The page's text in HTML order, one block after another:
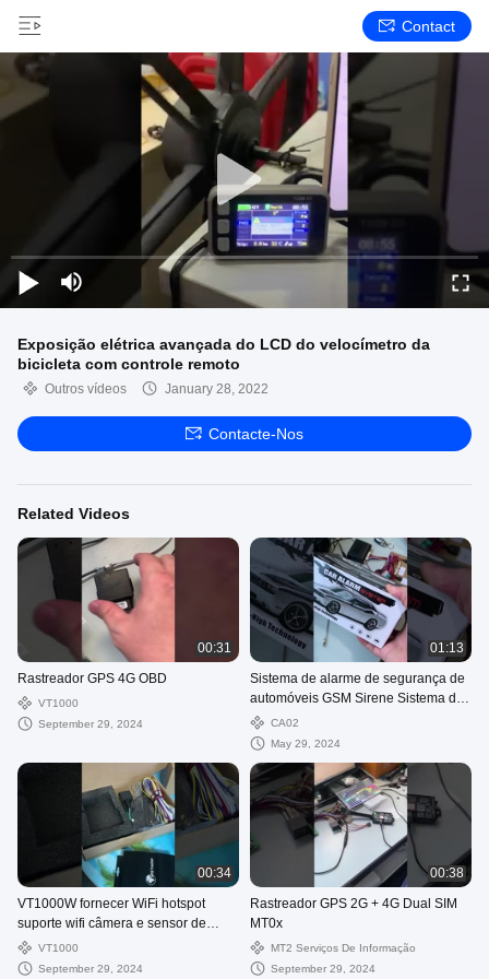
Contact
Exposição elétrica avançada do LCD do velocímetro da
bicicleta com controle remoto
Outros vídeos January 28, 2022
Contacte-Nos
Related Videos
00:31
Rastreador GPS 4G OBD
VT1000
September 29, 2024
01:13
Sistema de alarme de segurança de
automóveis GSM Sirene Sistema de
rastreamento GPS de veículos com
sensor de choque
CA02
May 29, 2024
00:34
VT1000W fornecer WiFi hotspot
suporte wifi câmera e sensor de
combustível
VT1000
September 29, 2024
00:38
Rastreador GPS 2G + 4G Dual SIM
MT0x
MT2 Serviços De Informação
September 29, 2024